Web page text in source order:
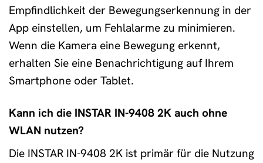
Empfindlichkeit der Bewegungserkennung in der
App einstellen, um Fehlalarme zu minimieren.
Wenn die Kamera eine Bewegung erkennt,
erhalten Sie eine Benachrichtigung auf Ihrem
Smartphone oder Tablet.
Kann ich die INSTAR IN-9408 2K auch ohne
WLAN nutzen?
Die INSTAR IN-9408 2K ist primär für die Nutzung